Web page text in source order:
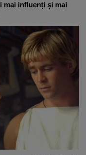
mai influenți și mai